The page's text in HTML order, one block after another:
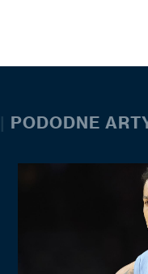
| PODODNE